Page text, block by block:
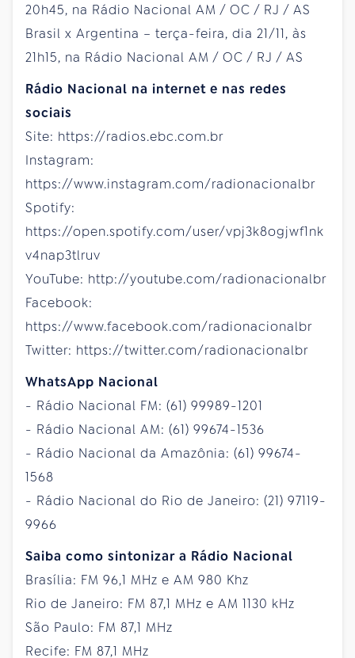
20h45, na Rádio Nacional AM / OC / RJ / AS
Brasil x Argentina – terça-feira, dia 21/11, às
21h15, na Rádio Nacional AM / OC / RJ / AS
Rádio Nacional na internet e nas redes
sociais
Site: https://radios.ebc.com.br
Instagram:
https://www.instagram.com/radionacionalbr
Spotify:
https://open.spotify.com/user/vpj3k8ogjwf1nk
v4nap3tlruv
YouTube: http://youtube.com/radionacionalbr
Facebook:
https://www.facebook.com/radionacionalbr
Twitter: https://twitter.com/radionacionalbr
WhatsApp Nacional
- Rádio Nacional FM: (61) 99989-1201
- Rádio Nacional AM: (61) 99674-1536
- Rádio Nacional da Amazônia: (61) 99674-
1568
- Rádio Nacional do Rio de Janeiro: (21) 97119-
9966
Saiba como sintonizar a Rádio Nacional
Brasília: FM 96,1 MHz e AM 980 Khz
Rio de Janeiro: FM 87,1 MHz e AM 1130 kHz
São Paulo: FM 87,1 MHz
Recife: FM 87,1 MHz